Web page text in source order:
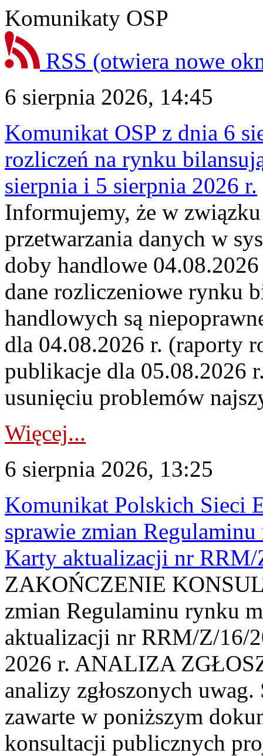
Komunikaty OSP
RSS (otwiera nowe
6 sierpnia 2026, 14:45
Komunikat OSP z dnia 6
rozliczeń na rynku
sierpnia i 5 sierpnia 2026 r.
Informujemy, że w
przetwarzania danych w
doby handlowe
dane rozliczeniowe rynku
handlowych są
dla 04.08.2026 r. (raporty
publikacje dla 05.08.2026
usunięciu problemów
Więcej...
6 sierpnia 2026, 13:25
Komunikat Polskich Sieci
sprawie zmian
Karty aktualizacji nr
ZAKOŃCZENIE
zmian Regulaminu rynku
aktualizacji nr RRM/Z/16/
2026 r. ANALIZA
analizy zgłoszonych
zawarte w poniższym
konsultacji publicznych